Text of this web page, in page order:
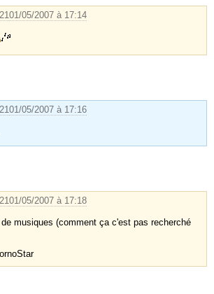
01/05/2007 à 17:14
01/05/2007 à 17:16
01/05/2007 à 17:18
musiques (comment ça c'est pas recherché